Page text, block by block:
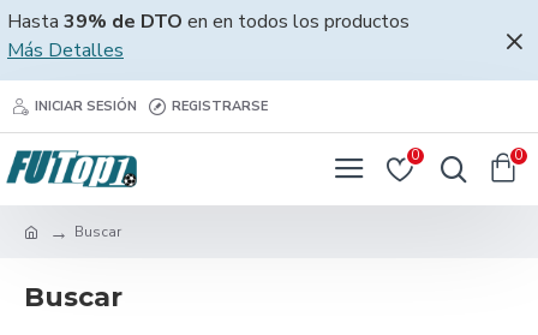
Hasta 39% de DTO en en todos los productos
Más Detalles
INICIAR SESIÓN REGISTRARSE
0 0
Buscar
Buscar